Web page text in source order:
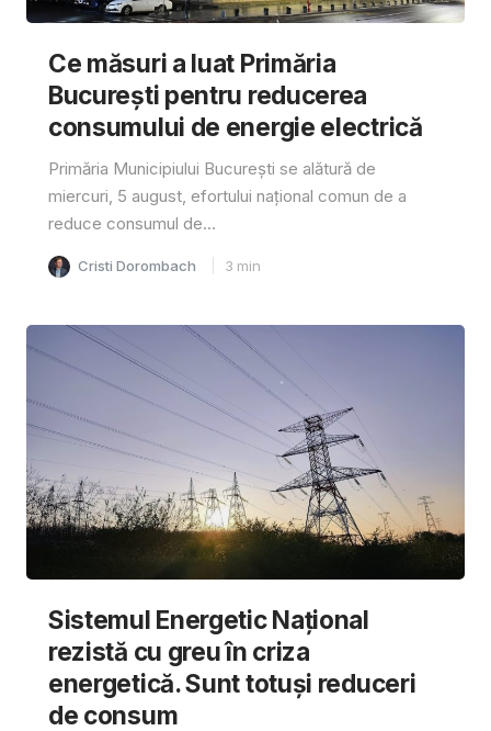
Ce măsuri a luat Primăria
București pentru reducerea
consumului de energie electrică
Primăria Municipiului București se alătură de
miercuri, 5 august, efortului național comun de a
reduce consumul de...
Cristi Dorombach 3 min
Sistemul Energetic Național
rezistă cu greu în criza
energetică. Sunt totuși reduceri
de consum